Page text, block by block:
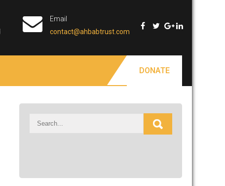
Email
contact@ahbabtrust.com
DONATE